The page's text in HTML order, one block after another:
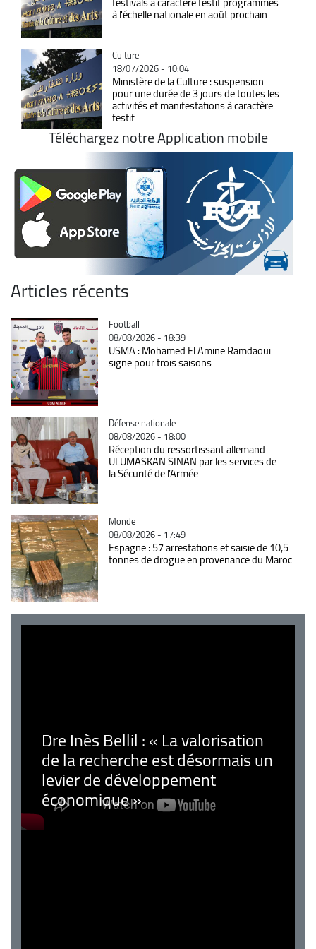
à l'échelle nationale en août prochain
Catégorie
Culture
18/07/2026 - 10:04
Ministère de la Culture : suspension
pour une durée de 3 jours de toutes les
activités et manifestations à caractère
festif
Téléchargez notre Application mobile
Articles récents
Catégorie
Football
08/08/2026 - 18:39
USMA : Mohamed El Amine Ramdaoui
signe pour trois saisons
Catégorie
Défense nationale
08/08/2026 - 18:00
Réception du ressortissant allemand
ULUMASKAN SINAN par les services de
la Sécurité de l’Armée
Catégorie
Monde
08/08/2026 - 17:49
Espagne : 57 arrestations et saisie de 10,5
tonnes de drogue en provenance du Maroc
Dre Inès Bellil : « La valorisation
de la recherche est désormais un
levier de développement
économique »